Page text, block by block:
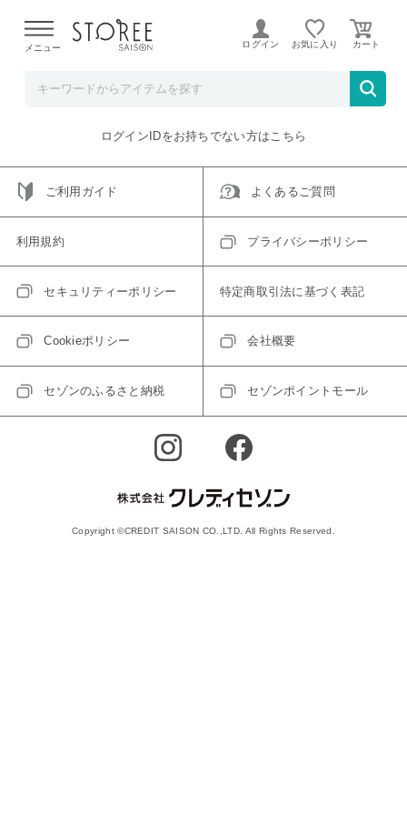
よる配送遅延が発生しております。
メニュー ログイン お気に入り
ご指定のアイテムは取り扱い終了、またはただいま取り扱い
トップへ戻る
ログインIDをお持ちでない方はこちら
ご利用ガイド よくあるご質問
利用規約 プライバシーポリシー
セキュリティーポリシー 特定商取引法に基づく表記
Cookieポリシー 会社概要
セゾンのふるさと納税 セゾンポイントモール
Copyright ©CREDIT SAISON CO.,LTD. All Rights Reserved.